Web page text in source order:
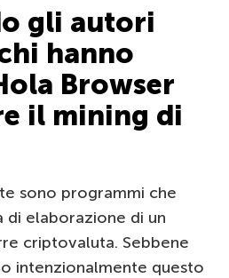
gli autori
hanno
Browser
il mining di
sono programmi che
elaborazione di un
criptovaluta. Sebbene
intenzionalmente questo